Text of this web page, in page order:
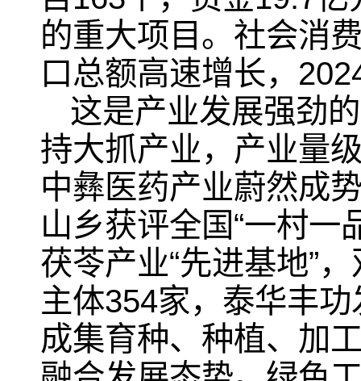
的重大项目。社会消
口总额高速增长，
这是产业发展强劲
持大抓产业，产业量
中彝医药产业蔚然成
山乡获评全国“一村一
茯苓产业“先进基地”
主体354家，泰华丰
成集育种、种植、加